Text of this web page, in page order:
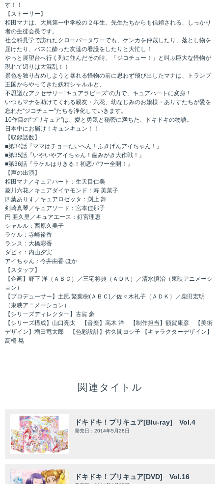
す！！
【ストーリー】
相田マナは、大貝第一中学校の２年生。先生たちからも信頼される、しっかり
者の生徒会長です。
社会科見学で訪れたクローバータワーでも、ケンカを仲裁したり、落とし物を
届けたり、バスに酔った友達の看護をしたりと大忙し！
やっと展望台へ行く列に並んだその時、「ジコチュー！」と叫ぶ巨大な怪物が
現れて辺りは大混乱！！
景色を独り占めしようと暴れる怪物の前に思わず飛び出したマナは、トランプ
王国からやってきた妖精シャルルと、
不思議なアクセサリー“キュアラビーズ”の力で、キュアハートに変身！
いつもマナを助けてくれる親友・六花、幼なじみのお嬢様・ありすたちが愛を
忘れた“ジコチュー”たちを浄化していきます。
10作目の“プリキュア”は、愛と勇気と秘密に満ちた、ドキドキの物語。
日本中にお届け！キュンキュン！！
【収録話数】
■第34話『ママはチョーたいへん！ふきげんアイちゃん！』
■第35話『いやいやアイちゃん！歯みがき大作戦！』
■第36話『ラケルはりきる！初恋パワー全開！』
【声の出演】
相田マナ／キュアハート：生天目仁美
菱川六花／キュアダイヤモンド：寿 美菜子
四葉ありす／キュアロゼッタ：渕上 舞
剣崎真琴／キュアソード：宮本佳那子
円 亜久里／キュアエース：釘宮理恵
シャルル：西原久美子
ラケル：寺崎裕香
ランス：大橋彩香
ダビィ：内山夕実
アイちゃん：今井由香 ほか
【スタッフ】
【企画】野下 洋（ＡＢＣ）／三宅将典（ＡＤＫ）／清水慎治（東映アニメーシ
ョン）
【プロデューサー】土肥 繁葉樹(ＡＢＣ)／佐々木礼子（ＡＤＫ）／柴田宏明
（東映アニメーション）
【シリーズディレクター】古賀 豪
【シリーズ構成】山口亮太 【音楽】高木 洋 【制作担当】額賀康彦 【美術
デザイン】増田竜太郎 【色彩設計】佐久間ヨシ子 【キャラクターデザイン】
高橋 晃
関連タイトル
ドキドキ！プリキュア[Blu-ray] Vol.4
発売日：2014年5月28日
ドキドキ！プリキュア[DVD] Vol.16